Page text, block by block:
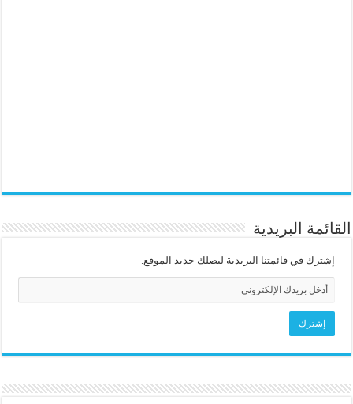
القائمة البريدية
إشترك في قائمتنا البريدية ليصلك جديد الموقع.